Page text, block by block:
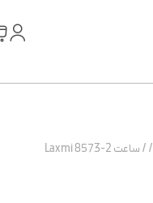
/ساعت 2-8573 Laxmi